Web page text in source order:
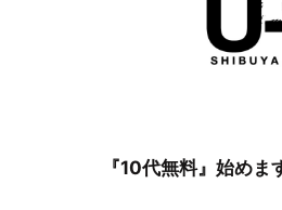
『10代無料』始めま